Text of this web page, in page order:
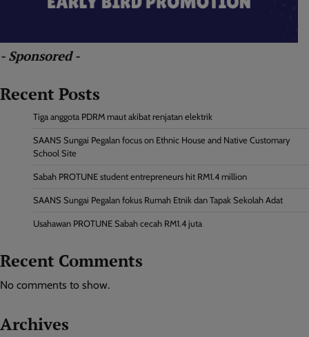
- Sponsored -
Recent Posts
Tiga anggota PDRM maut akibat renjatan elektrik
SAANS Sungai Pegalan focus on Ethnic House and Native Customary
School Site
Sabah PROTUNE student entrepreneurs hit RM1.4 million
SAANS Sungai Pegalan fokus Rumah Etnik dan Tapak Sekolah Adat
Usahawan PROTUNE Sabah cecah RM1.4 juta
Recent Comments
No comments to show.
Archives